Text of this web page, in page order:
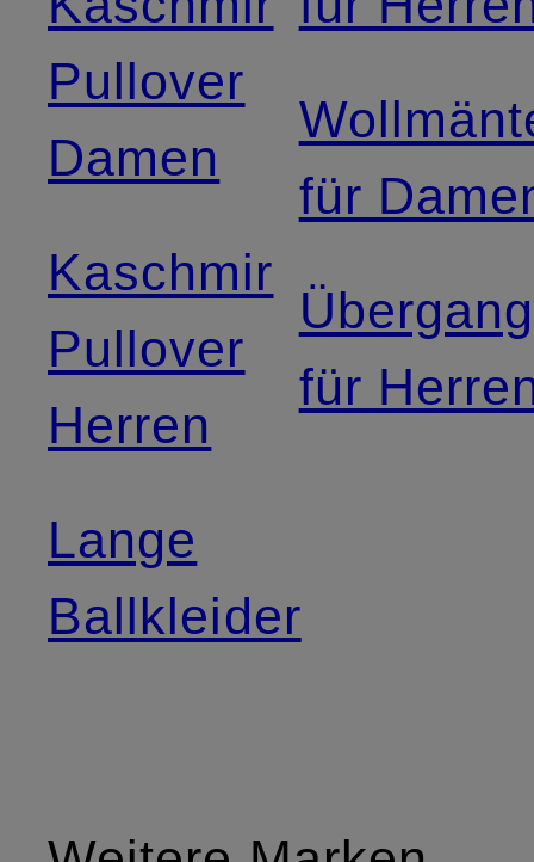
Pullover
Damen
Kaschmir
Pullover
Herren
Lange
Ballkleider
für
für